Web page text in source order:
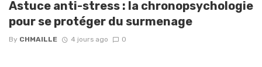
Astuce anti-stress : la chronopsychologie
pour se protéger du surmenage
By CHMAILLE 4 jours ago 0